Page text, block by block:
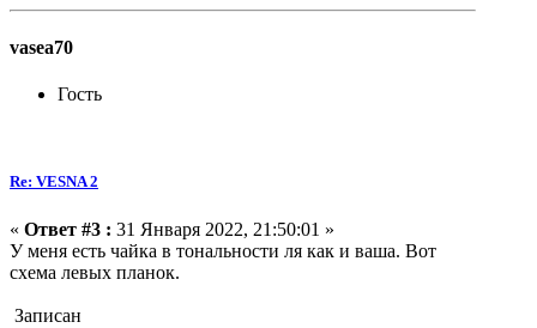
vasea70
Гость
Re: VESNA 2
« Ответ #3 : 31 Января 2022, 21:50:01 »
У меня есть чайка в тональности ля как и ваша. Вот
схема левых планок.
Записан